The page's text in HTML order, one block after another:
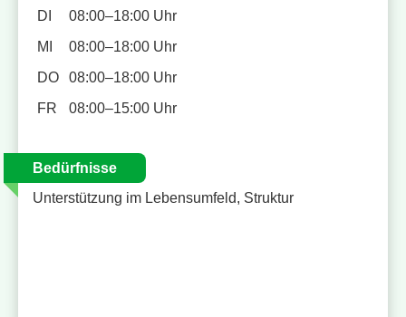
DI
08:00–18:00 Uhr
MI
08:00–18:00 Uhr
DO
08:00–18:00 Uhr
FR
08:00–15:00 Uhr
Bedürfnisse
Unterstützung im Lebensumfeld, Struktur